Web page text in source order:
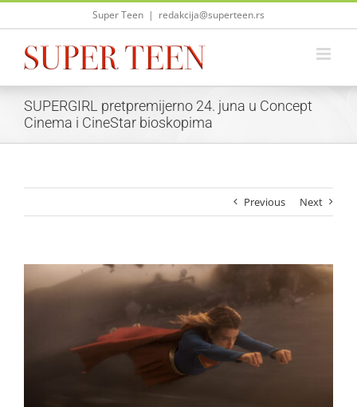
Skip
Super Teen | redakcija@superteen.rs
SUPERGIRL pretpremijerno 24. juna u Concept
Cinema i CineStar bioskopima
Previous Next
Larger